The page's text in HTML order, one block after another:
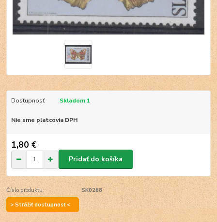
Dostupnosť Skladom 1
Nie sme platcovia DPH
1,80 €
Pridať do košíka
Číslo produktu:
SK0268
> Strážiť dostupnosť <